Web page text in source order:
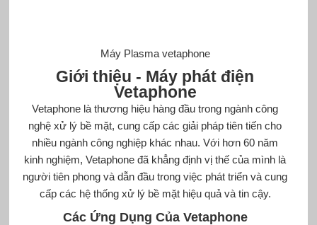
Máy Plasma vetaphone
Giới thiệu - Máy phát điện
Vetaphone
Vetaphone là thương hiệu hàng đầu trong ngành công
nghệ xử lý bề mặt, cung cấp các giải pháp tiên tiến cho
nhiều ngành công nghiệp khác nhau. Với hơn 60 năm
kinh nghiệm, Vetaphone đã khẳng định vị thế của mình là
người tiên phong và dẫn đầu trong việc phát triển và cung
cấp các hệ thống xử lý bề mặt hiệu quả và tin cậy.
Các Ứng Dụng Của Vetaphone